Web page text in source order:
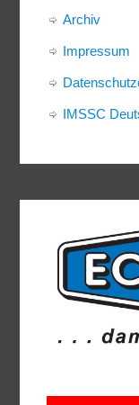
Archiv
Impressum
IMSSC